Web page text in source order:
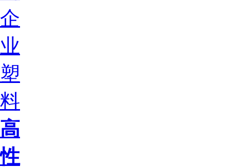
企
业
塑
料
高
性